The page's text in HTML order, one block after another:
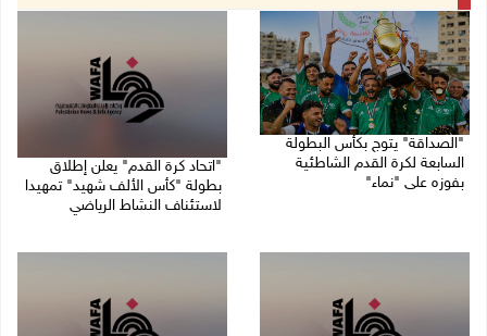
"الصداقة" يتوج بكأس البطولة
السابعة لكرة القدم الشاطئية
بفوزه على "نماء"
"اتحاد كرة القدم" يعلن إطلاق
بطولة "كأس الألف شهيد" تمهيدا
لاستئناف النشاط الرياضي